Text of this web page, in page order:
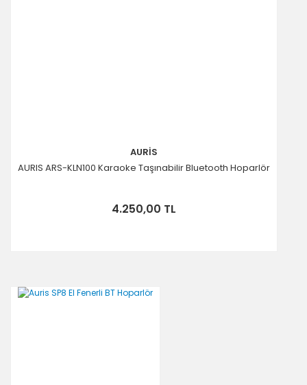
AURİS
AURIS ARS-KLN100 Karaoke Taşınabilir Bluetooth Hoparlör
4.250,00 TL